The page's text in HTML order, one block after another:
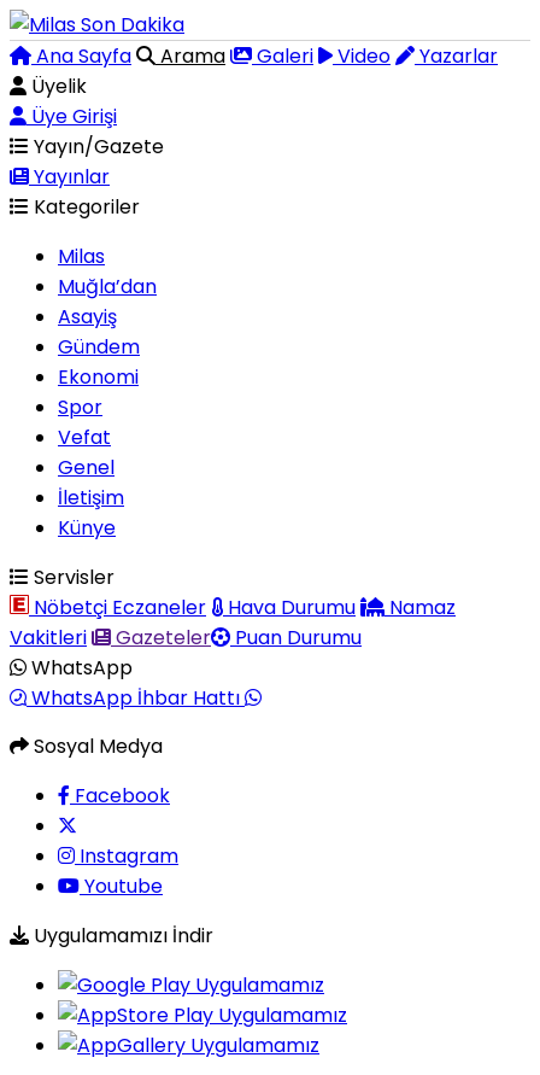
Ana Sayfa Arama Galeri Video
Yazarlar
Üyelik
Üye Girişi
Yayın/Gazete
Yayınlar
Kategoriler
Milas
Muğla’dan
Asayiş
Gündem
Ekonomi
Spor
Vefat
Genel
İletişim
Künye
Servisler
Nöbetçi Eczaneler
Hava Durumu
Namaz
Vakitleri
Gazeteler
Puan Durumu
WhatsApp
WhatsApp İhbar Hattı
Sosyal Medya
Facebook
Instagram
Youtube
Uygulamamızı İndir